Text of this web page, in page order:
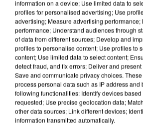
APRÈS TOUTES CES
DE FAUNE SAUVAGE SONT...
information on a device; Use limited data to
profiles for personalised advertising; Use
advertising; Measure advertising performance;
performance; Understand audiences through
of data from different sources; Develop and
profiles to personalise content; Use profiles to
content; Use limited data to select content;
detect fraud, and fix errors; Deliver and
Save and communicate privacy choices.
process personal data such as IP address and
following functionalities: Identify devices
requested; Use precise geolocation data;
other data sources; Link different devices;
information transmitted automatically.